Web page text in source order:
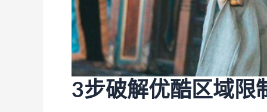
3步破解优酷区域限